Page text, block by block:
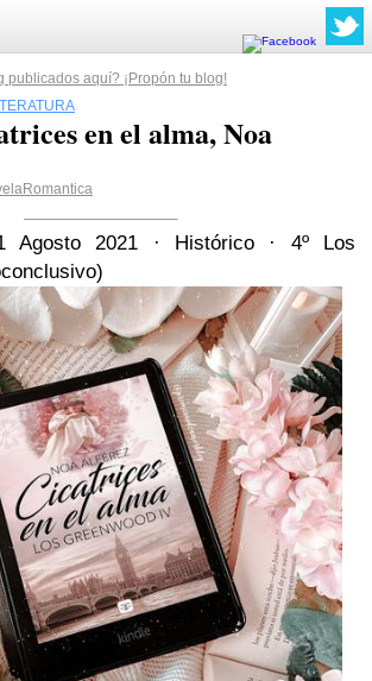
publicados aquí? ¡Propón tu blog!
en el alma, Noa
Agosto 2021 · Histórico · 4º Los